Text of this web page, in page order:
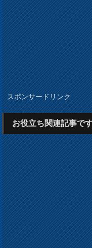
スポンサードリンク
お役立ち関連記事で